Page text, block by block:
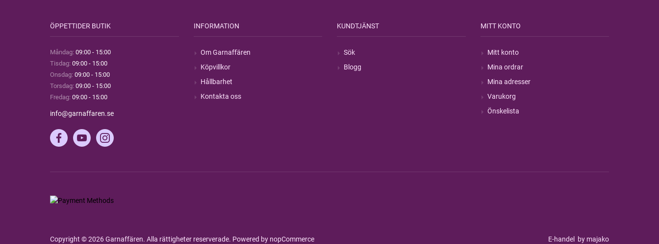
ÖPPETTIDER BUTIK
Måndag: 09:00 - 15:00
Tisdag: 09:00 - 15:00
Onsdag: 09:00 - 15:00
Torsdag: 09:00 - 15:00
Fredag: 09:00 - 15:00
info@garnaffaren.se
INFORMATION
Om Garnaffären
Köpvillkor
Hållbarhet
Kontakta oss
KUNDTJÄNST
Sök
Blogg
MITT KONTO
Mitt konto
Mina ordrar
Mina adresser
Varukorg
Önskelista
Copyright © 2026 Garnaffären. Alla rättigheter reserverade. Powered by nopCommerce E-handel by majako